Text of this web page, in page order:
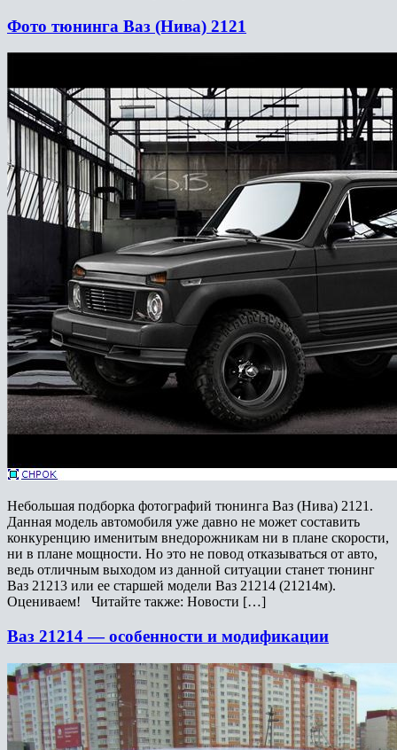
Фото тюнинга Ваз (Нива) 2121
Небольшая подборка фотографий тюнинга Ваз (Нива) 2121.
Данная модель автомобиля уже давно не может составить
конкуренцию именитым внедорожникам ни в плане скорости,
ни в плане мощности. Но это не повод отказываться от авто,
ведь отличным выходом из данной ситуации станет тюнинг
Ваз 21213 или ее старшей модели Ваз 21214 (21214м).
Оцениваем! Читайте также: Новости […]
Ваз 21214 — особенности и модификации